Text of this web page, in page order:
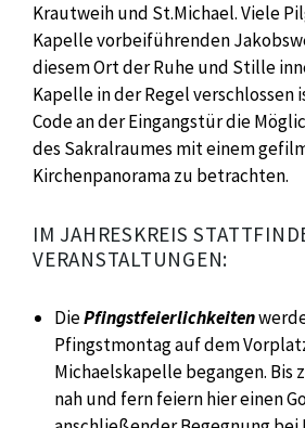
Krautweih und St.Michael. Viele
Kapelle vorbeiführenden
diesem Ort der Ruhe und Stille
Kapelle in der Regel verschlossen
Code an der Eingangstür die
des Sakralraumes mit einem
Kirchenpanorama zu betrachten.
IM JAHRESKREIS
VERANSTALTUNGEN:
DiePfingstfeierlichkeiten
Pfingstmontag auf dem
Michaelskapelle begangen. Bis
nah und fern feiern hier einen